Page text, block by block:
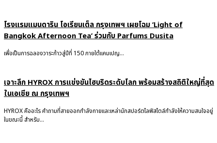
โรงแรมแมนดาริน โอเรียนเต็ล กรุงเทพฯ เผยโฉม ‘Light of
Bangkok Afternoon Tea’ ร่วมกับ Parfums Dusita
เพื่อเป็นการฉลองวาระก้าวสู่ปีที่ 150 ภายใต้แคมเปญ...
เจาะลึก HYROX การแข่งขันไฮบริดระดับโลก พร้อมสร้างสถิติใหญ่ที่สุด
ในเอเชีย ณ กรุงเทพฯ
HYROX คืออะไร คำถามที่สายออกกำลังกายและเหล่านักสปอร์ตไลฟ์สไตล์กำลังให้ความสนใจอยู่
ในขณะนี้ สำหรับ...